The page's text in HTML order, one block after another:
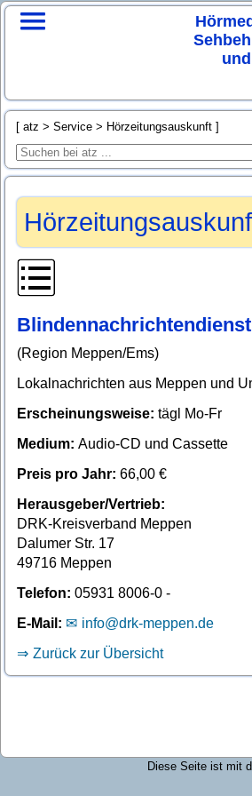
atz Service Hörzeitungsauskunft
Blindennachrichtendienst
(Region Meppen/Ems)
Lokalnachrichten aus Meppen und
Erscheinungsweise: tägl Mo-Fr
Medium: Audio-CD und Cassette
Preis pro Jahr: 66,00 €
Herausgeber/Vertrieb:
DRK-Kreisverband Meppen
Dalumer Str. 17
49716 Meppen
Telefon: 05931 8006-0 -
E-Mail:
info@drk-meppen.de
Zurück zur Übersicht
Diese Seite ist mit